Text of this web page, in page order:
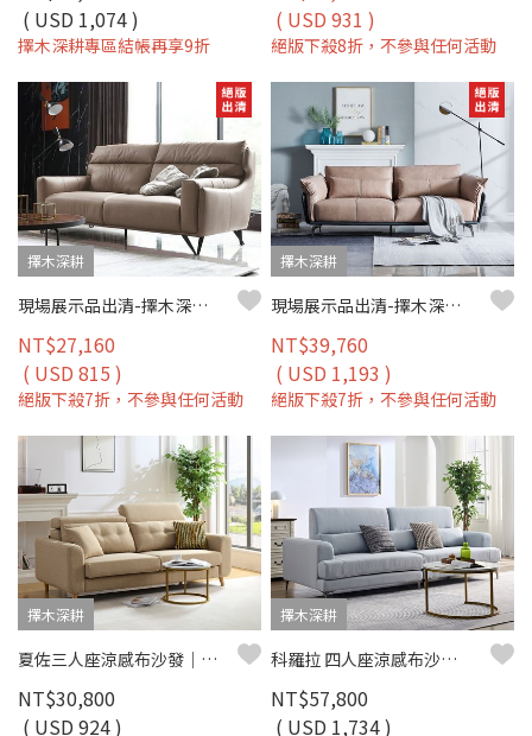
( USD 1,074 )
擇木深耕專區結帳再享9折
( USD 931 )
絕版下殺8折，不參與任何活動
擇木深耕
現場展示品出清-擇木深耕-艾瑞爾三人座真皮沙發
NT$27,160
( USD 815 )
絕版下殺7折，不參與任何活動
擇木深耕
現場展示品出清-擇木深耕-賽維爾三人座真皮沙發
NT$39,760
( USD 1,193 )
絕版下殺7折，不參與任何活動
擇木深耕
夏佐三人座涼感布沙發｜機能涼感紗 × 防潑水耐磨 × SGS 認證品質 – 擇木深耕
NT$30,800
( USD 924 )
擇木深耕
科羅拉 四人座涼感布沙發｜冰感涼感布 × 高密度彈力坐墊 × 十年骨架保固 – 擇木深耕系列
NT$57,800
( USD 1,734 )